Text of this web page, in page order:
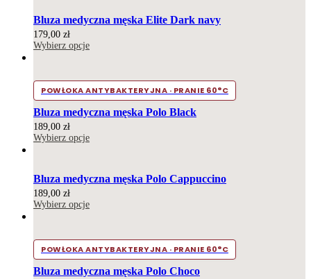
Bluza medyczna męska Elite Dark navy
179,00 zł
Wybierz opcje
POWŁOKA ANTYBAKTERYJNA · PRANIE 60°C
Bluza medyczna męska Polo Black
189,00 zł
Wybierz opcje
Bluza medyczna męska Polo Cappuccino
189,00 zł
Wybierz opcje
POWŁOKA ANTYBAKTERYJNA · PRANIE 60°C
Bluza medyczna męska Polo Choco